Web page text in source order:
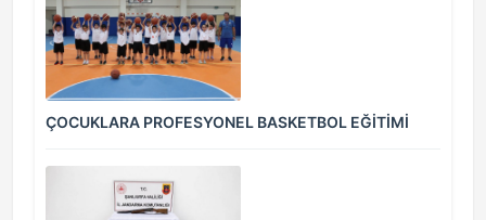
ÇOCUKLARA PROFESYONEL BASKETBOL EĞİTİMİ